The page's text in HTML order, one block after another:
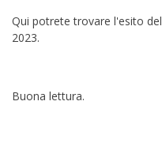
Qui potrete trovare l'esito del
2023.
Buona lettura.